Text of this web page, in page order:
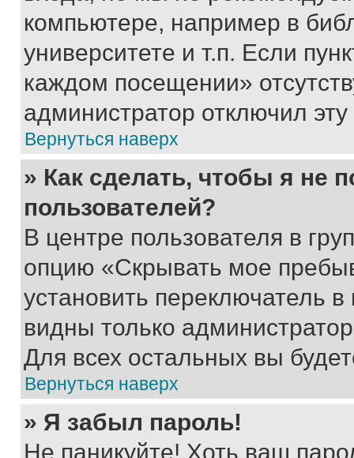
компьютере, например в
университете и т.п. Если
каждом посещении»
администратор отключил
Вернуться наверх
» Как сделать, чтобы я не
пользователей?
В центре пользователя в
опцию «Скрывать мое
установить переключатель
видны только
Для всех остальных вы
Вернуться наверх
» Я забыл пароль!
Не паникуйте! Хоть ваш